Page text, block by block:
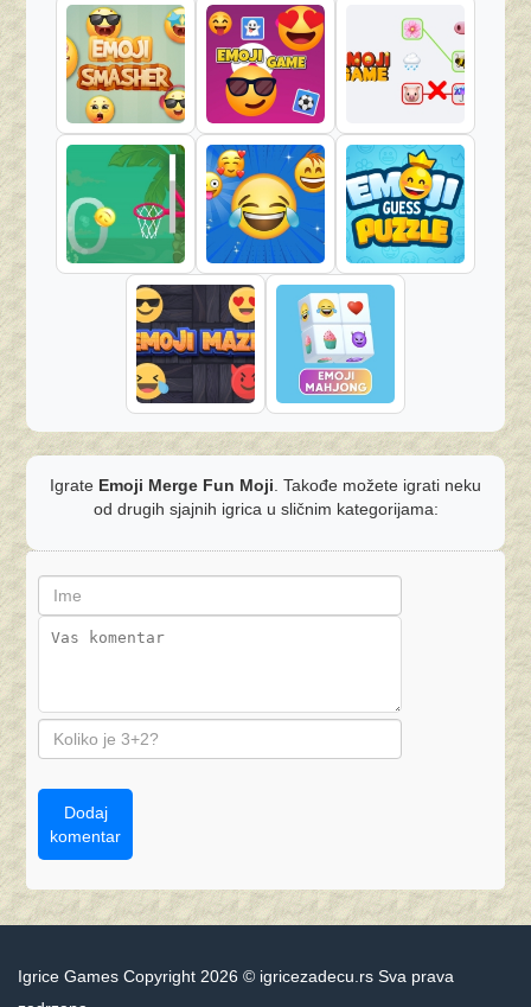
Igrate Emoji Merge Fun Moji . Takođe možete igrati neku
od drugih sjajnih igrica u sličnim kategorijama:
Dodaj
komentar
Igrice Games Copyright 2026 © igricezadecu.rs Sva prava